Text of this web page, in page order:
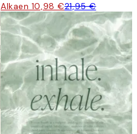
Alkaen 10,98 €21,95 €